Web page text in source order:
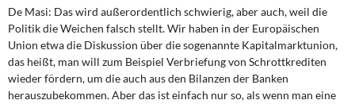
De Masi: Das wird außerordentlich schwierig, aber auch, weil die
Politik die Weichen falsch stellt. Wir haben in der Europäischen
Union etwa die Diskussion über die sogenannte Kapitalmarktunion,
das heißt, man will zum Beispiel Verbriefung von Schrottkrediten
wieder fördern, um die auch aus den Bilanzen der Banken
herauszubekommen. Aber das ist einfach nur so, als wenn man eine